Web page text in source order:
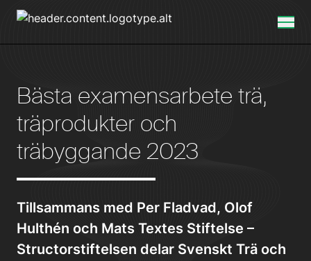
Bästa examensarbete trä,
träprodukter och
träbyggande 2023
Tillsammans med Per Fladvad, Olof
Hulthén och Mats Textes Stiftelse –
Structorstiftelsen delar Svenskt Trä och